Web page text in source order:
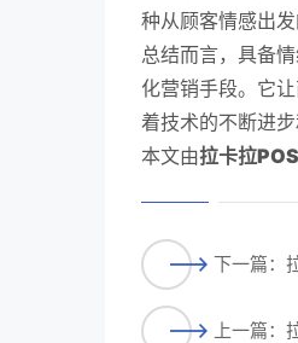
种从顾客情感出
总结而言，具备
化营销手段。它
着技术的不断进
本文由拉卡拉
下一篇：
上一篇：